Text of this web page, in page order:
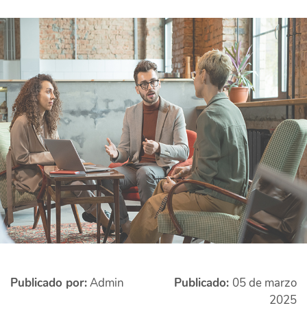
Publicado por:Admin Publicado: 05 de marzo
2025